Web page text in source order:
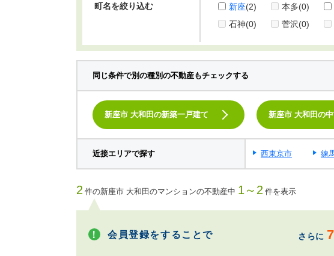
町名を絞り込む
新座(2) 本多(0)
石神(0) 菅沢(0)
同じ条件で別の種別の不動産もチェックする
新座市 大和田の新築一戸建て 新座市 大和田の
近接エリアで探す 西東京市 練
2 件の新座市 大和田のマンションの不動産中 1～2 件を表示
会員登録をすることで さらに